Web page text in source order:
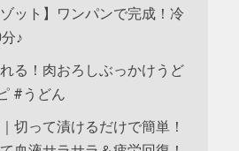
ット】ワンパンで完成！冷
♪
る！肉おろしぶっかけうど
#うどん
切って漬けるだけで簡単！